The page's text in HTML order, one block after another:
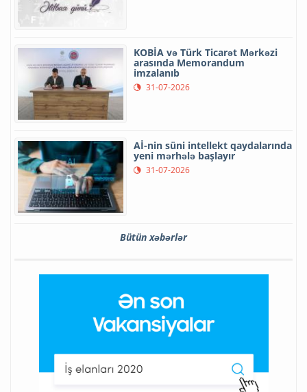
KOBİA və Türk Ticarət Mərkəzi
arasında Memorandum
imzalanıb
31-07-2026
Aİ-nin süni intellekt qaydalarında
yeni mərhələ başlayır
31-07-2026
Bütün xəbərlər